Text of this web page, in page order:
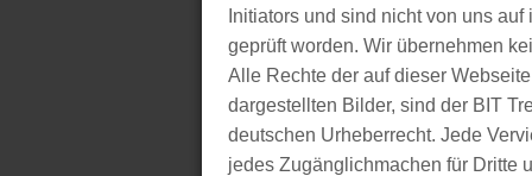
Initiators und sind nicht von uns
geprüft worden. Wir übernehmen
Alle Rechte der auf dieser
dargestellten Bilder, sind der BIT
deutschen Urheberrecht. Jede
jedes Zugänglichmachen für Dritte